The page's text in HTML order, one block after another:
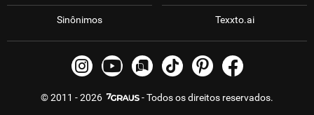
Sinônimos Texxto.ai
© 2011 - 2026 - Todos os direitos reservados.